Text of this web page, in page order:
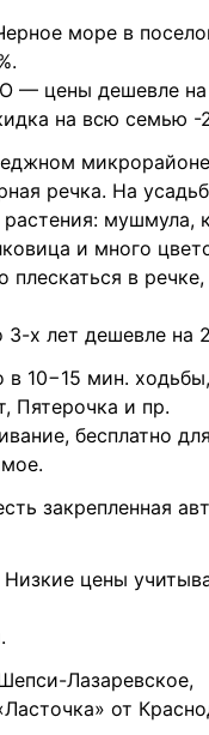
море в
цены дешевле на
на всю семью -
речка. На
мушмула,
и много
в
х лет дешевле на
10−15 мин.
Пятерочка и пр.
бесплатно
закрепленная
цены
Лазаревское,
от